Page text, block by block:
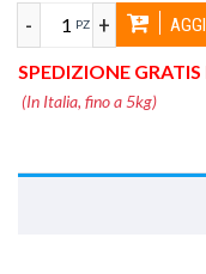
PZ +
-
SPEDIZIONE
(In Italia, fino a 5kg)